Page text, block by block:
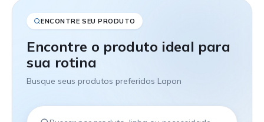
ENCONTRE SEU PRODUTO
Encontre o produto ideal para
sua rotina
Busque seus produtos preferidos Lapon